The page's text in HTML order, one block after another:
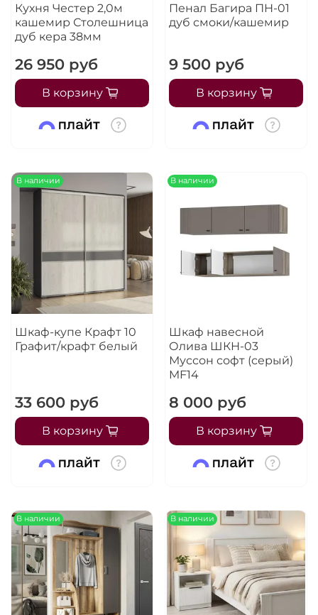
Кухня Честер 2,0м
кашемир Столешница
дуб кера 38мм
26 950 руб
В корзину
Пенал Багира ПН-01
дуб смоки/кашемир
9 500 руб
В корзину
В наличии
Шкаф-купе Крафт 10
Графит/крафт белый
33 600 руб
В корзину
В наличии
Шкаф навесной
Олива ШКН-03
Муссон софт (серый)
MF14
8 000 руб
В корзину
В наличии В наличии